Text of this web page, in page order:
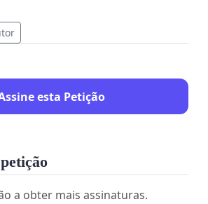
esta Petição
a obter mais assinaturas.